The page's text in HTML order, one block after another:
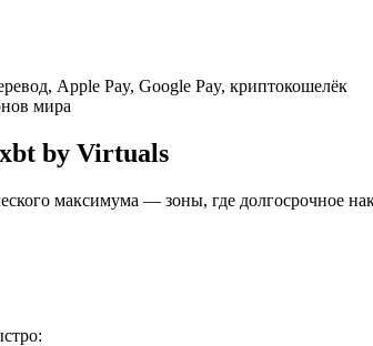
товары
Apple Pay, Google Pay, криптокошелёк
мира
by Virtuals
максимума — зоны, где долгосрочное